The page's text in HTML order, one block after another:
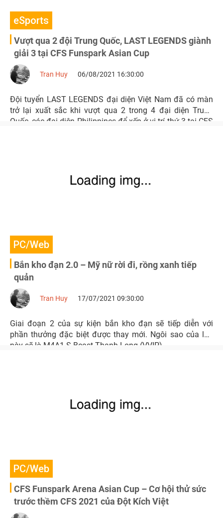
eSports
Vượt qua 2 đội Trung Quốc, LAST LEGENDS giành
giải 3 tại CFS Funspark Asian Cup
Tran Huy 06/08/2021 16:30:00
Đội tuyển LAST LEGENDS đại diện Việt Nam đã có màn
trở lại xuất sắc khi vượt qua 2 trong 4 đại diện Trung
Quốc, các đại diện Philippines để xếp ở vị trí thứ 3 tại CFS
PC/Web
Bắn kho đạn 2.0 – Mỹ nữ rời đi, rồng xanh tiếp
quản
Tran Huy 17/07/2021 09:30:00
Giai đoạn 2 của sự kiện bắn kho đạn sẽ tiếp diễn với
phần thưởng đặc biệt được thay mới. Ngôi sao của lần
này sẽ là M4A1 S Beast Thanh Long (VVIP).
PC/Web
CFS Funspark Arena Asian Cup – Cơ hội thử sức
trước thềm CFS 2021 của Đột Kích Việt